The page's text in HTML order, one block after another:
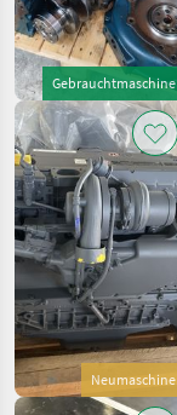
Gebrauchtmaschine
Neumaschine